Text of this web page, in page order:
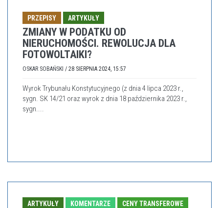
PRZEPISY ARTYKUŁY
ZMIANY W PODATKU OD
NIERUCHOMOŚCI. REWOLUCJA DLA
FOTOWOLTAIKI?
OSKAR SOBAŃSKI / 28 SIERPNIA 2024, 15:57
Wyrok Trybunału Konstytucyjnego (z dnia 4 lipca 2023 r.,
sygn. SK 14/21 oraz wyrok z dnia 18 października 2023 r.,
sygn....
ARTYKUŁY KOMENTARZE CENY TRANSFEROWE